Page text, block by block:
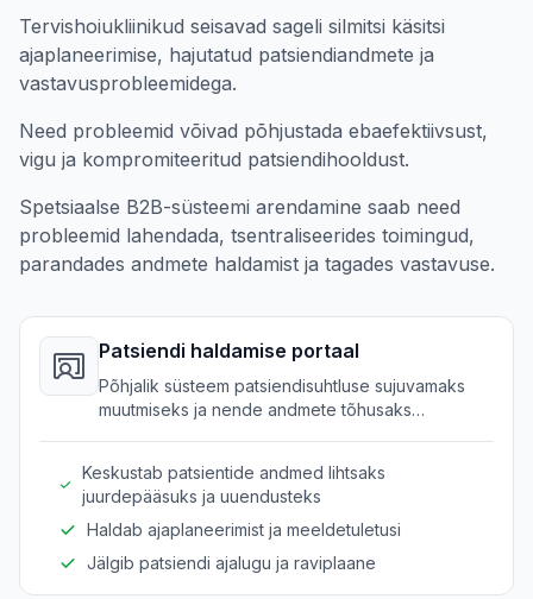
Tervishoiukliinikud seisavad sageli silmitsi käsitsi
ajaplaneerimise, hajutatud patsiendiandmete ja
vastavusprobleemidega.
Need probleemid võivad põhjustada ebaefektiivsust,
vigu ja kompromiteeritud patsiendihooldust.
Spetsiaalse B2B-süsteemi arendamine saab need
probleemid lahendada, tsentraliseerides toimingud,
parandades andmete haldamist ja tagades vastavuse.
Patsiendi haldamise portaal
Põhjalik süsteem patsiendisuhtluse sujuvamaks
muutmiseks ja nende andmete tõhusaks
Keskustab patsientide andmed lihtsaks
juurdepääsuks ja uuendusteks
Haldab ajaplaneerimist ja meeldetuletusi
Jälgib patsiendi ajalugu ja raviplaane